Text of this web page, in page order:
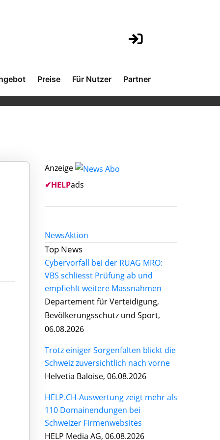
Preise Für Nutzer Partner
Anzeige
✔HELPads
NewsAktion
Top News
Cybervorfall bei der RUAG MRO:
VBS schliesst Prüfung ab und
empfiehlt weitere Massnahmen
Departement für Verteidigung,
Bevölkerungsschutz und Sport,
06.08.2026
Trotz einiger Sorgenfalten blickt die
Schweiz zuversichtlich nach vorne
Helvetia Baloise, 06.08.2026
HELP.CH-Auswertung zeigt mehr als
110 Domainendungen bei
Schweizer Firmenwebsites
HELP Media AG, 06.08.2026